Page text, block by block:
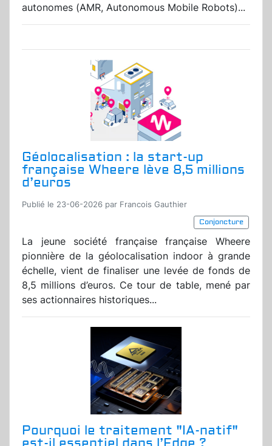
autonomes (AMR, Autonomous Mobile Robots)...
Géolocalisation : la start-up
française Wheere lève 8,5 millions
d’euros
Publié le 23-06-2026 par Francois Gauthier
Conjoncture
La jeune société française française Wheere
pionnière de la géolocalisation indoor à grande
échelle, vient de finaliser une levée de fonds de
8,5 millions d’euros. Ce tour de table, mené par
ses actionnaires historiques...
Pourquoi le traitement "IA-natif"